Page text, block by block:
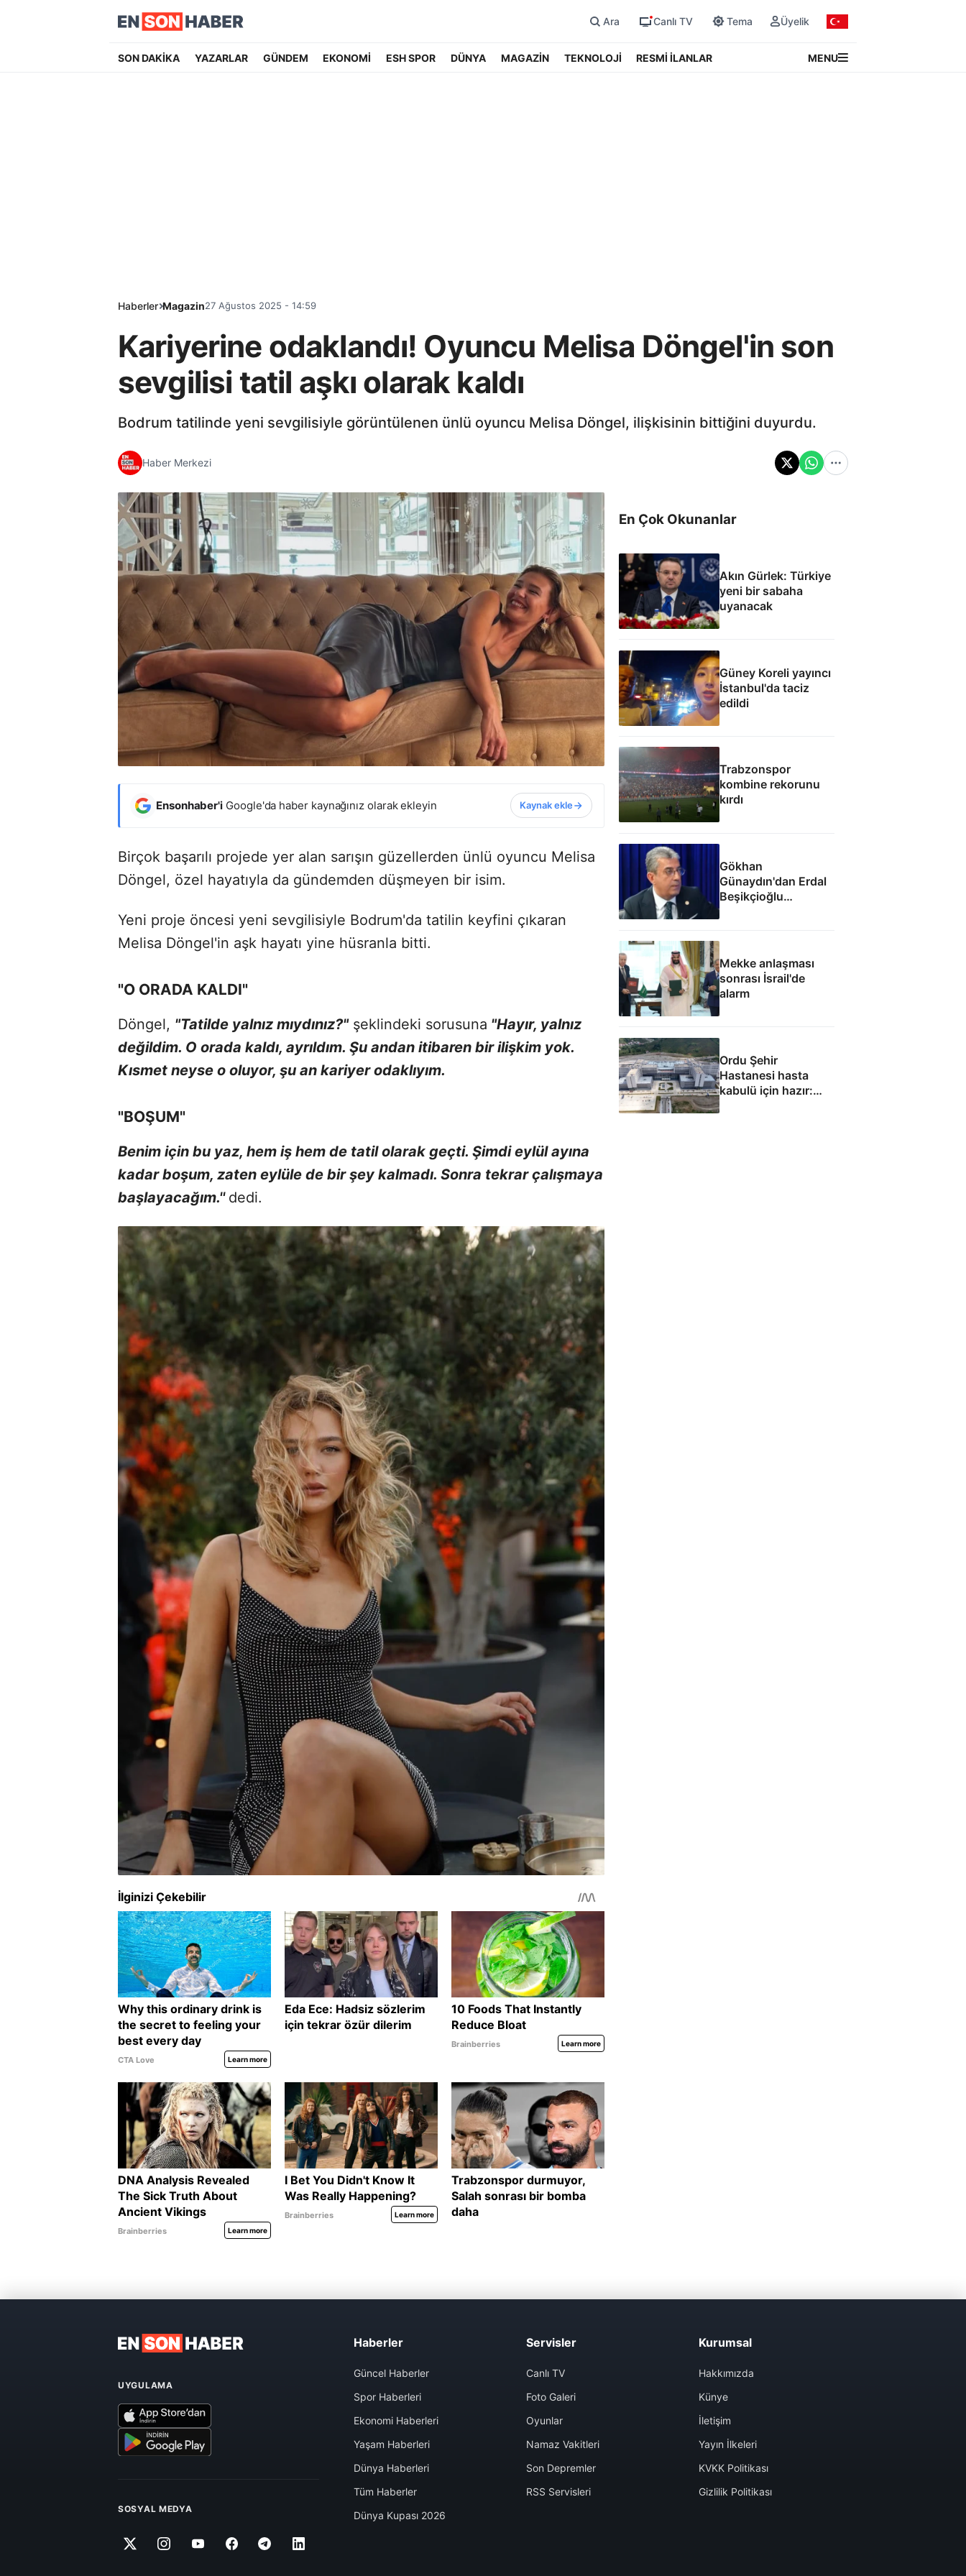
Ara Canlı TV Tema Üyelik
SON DAKİKA YAZARLAR GÜNDEM EKONOMİ ESH SPOR DÜNYA MAGAZİN TEKNOLOJİ RESMİ İLANLAR MENU
Haberler Magazin27 Ağustos 2025 - 14:59
Kariyerine odaklandı! Oyuncu Melisa Döngel'in son
sevgilisi tatil aşkı olarak kaldı
Bodrum tatilinde yeni sevgilisiyle görüntülenen ünlü oyuncu Melisa Döngel, ilişkisinin bittiğini duyurdu.
Haber Merkezi
Ensonhaber'i Google'da haber kaynağınız olarak ekleyin Kaynak ekle
Birçok başarılı projede yer alan sarışın güzellerden ünlü oyuncu Melisa
Döngel, özel hayatıyla da gündemden düşmeyen bir isim.
Yeni proje öncesi yeni sevgilisiyle Bodrum'da tatilin keyfini çıkaran
Melisa Döngel'in aşk hayatı yine hüsranla bitti.
"O ORADA KALDI"
Döngel, "Tatilde yalnız mıydınız?"şeklindeki sorusuna "Hayır, yalnız
değildim. O orada kaldı, ayrıldım. Şu andan itibaren bir ilişkim yok.
Kısmet neyse o oluyor, şu an kariyer odaklıyım.
"BOŞUM"
Benim için bu yaz, hem iş hem de tatil olarak geçti. Şimdi eylül ayına
kadar boşum, zaten eylüle de bir şey kalmadı. Sonra tekrar çalışmaya
başlayacağım.'' dedi.
En Çok Okunanlar
Akın Gürlek: Türkiye
yeni bir sabaha
uyanacak
Güney Koreli yayıncı
İstanbul'da taciz
edildi
Trabzonspor
kombine rekorunu
kırdı
Gökhan
Günaydın'dan Erdal
Beşikçioğlu
eleştirisi: Siz kamu
yapıyorsunuz
Mekke anlaşması
sonrası İsrail'de
alarm
Ordu Şehir
Hastanesi hasta
kabulü için hazır:
Eylül ayında
UYGULAMA
SOSYAL MEDYA
Haberler
Güncel Haberler
Spor Haberleri
Ekonomi Haberleri
Yaşam Haberleri
Dünya Haberleri
Tüm Haberler
Dünya Kupası 2026
Servisler
Canlı TV
Foto Galeri
Oyunlar
Namaz Vakitleri
Son Depremler
RSS Servisleri
Kurumsal
Hakkımızda
Künye
İletişim
Yayın İlkeleri
KVKK Politikası
Gizlilik Politikası